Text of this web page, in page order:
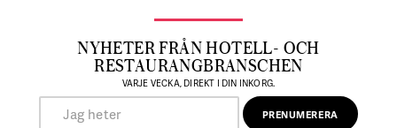
NYHETER FRÅN HOTELL- OCH
RESTAURANGBRANSCHEN
VARJE VECKA, DIREKT I DIN INKORG.